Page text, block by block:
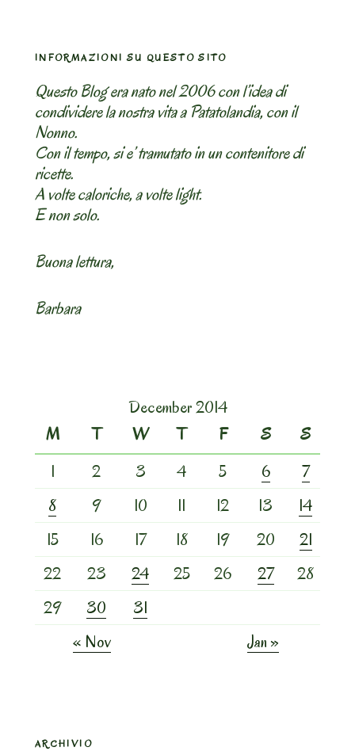
INFORMAZIONI SU QUESTO SITO
Questo Blog era nato nel 2006 con l’idea di
condividere la nostra vita a Patatolandia, con il
Nonno.
Con il tempo, si e’ tramutato in un contenitore di
ricette.
A volte caloriche, a volte light.
E non solo.
Buona lettura,
Barbara
December 2014
M
T W T F S
S
1
2 3 4 5 6
7
8
9 10 11 12 13
14
15
16 17 18 19 20
21
22
23 24 25 26 27
28
29
30
31
« Nov
Jan »
ARCHIVIO